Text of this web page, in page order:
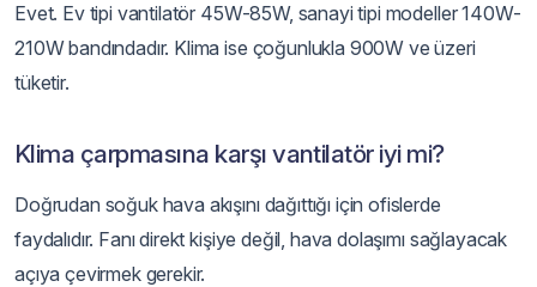
Evet. Ev tipi vantilatör 45W-85W, sanayi tipi modeller 140W-
210W bandındadır. Klima ise çoğunlukla 900W ve üzeri
tüketir.
Klima çarpmasına karşı vantilatör iyi mi?
Doğrudan soğuk hava akışını dağıttığı için ofislerde
faydalıdır. Fanı direkt kişiye değil, hava dolaşımı sağlayacak
açıya çevirmek gerekir.